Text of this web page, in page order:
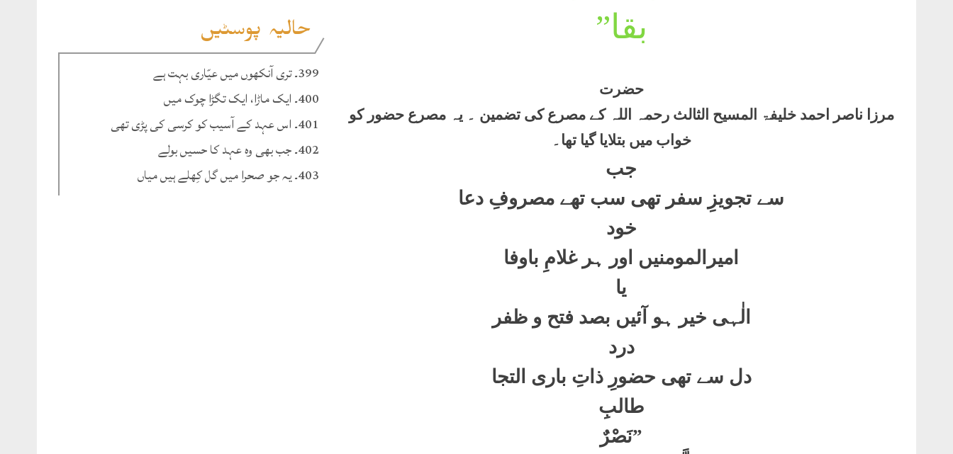
حالیہ پوسٹیں
399۔ تری آنکھوں میں عیّاری بہت ہے
400۔ ایک ماڑا، ایک تگڑا چوک میں
401۔ اس عہد کے آسیب کو کرسی کی پڑی تھی
402۔ جب بھی وہ عہد کا حسیں بولے
403۔ یہ جو صحرا میں گل کِھلے ہیں میاں
بقا”
حضرت
مرزا ناصر احمد خلیفۃ المسیح الثالث رحمہ اللہ کے مصرع کی تضمین ۔ یہ مصرع حضور کو
خواب میں بتلایا گیا تھا۔
جب
سے تجویزِ سفر تھی سب تھے مصروفِ دعا
خود
امیرالمومنیں اور ہر غلامِ باوفا
یا
الٰہی خیر ہو آئیں بصد فتح و ظفر
درد
دل سے تھی حضورِ ذاتِ باری التجا
طالبِ
”نَصْرٌ